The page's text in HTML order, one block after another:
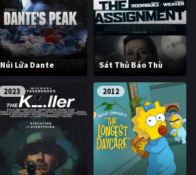
Núi Lửa Dante Sát Thủ Báo Thù
2023 2012